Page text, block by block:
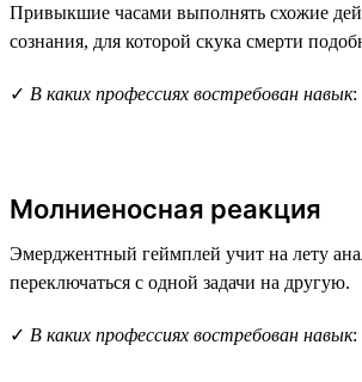
Привыкшие часами выполнять схожие
сознания, для которой скука смерти
✓ В каких профессиях востребован навык:
Молниеносная реакция
Эмерджентный геймплей учит на лету
переключаться с одной задачи на другую.
✓ В каких профессиях востребован навык: